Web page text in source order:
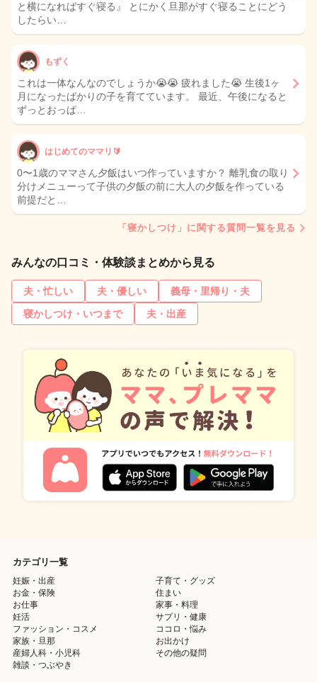
と横になればすぐ寝る』 とにかく旦那がすぐ寝ることにどう
したらい…
もずく
これは一体なんなのでしょうか😭😭 疲れました😭 生後1ヶ
月になったばかりの子を育てています。 最近、午後になると
ずっとおっぱ…
はじめてのママリ🔰
0〜1歳のママさん夕飯はいつ作っていますか？ 離乳食の取り
分けメニューって子供の夕飯の前に大人の夕飯を作っている
前提だと…
「寝かしつけ」に関する質問一覧を見る
みんなの口コミ・体験談まとめから見る
夫・忙しい 夫・優しい
義母・里帰り・夫
寝かしつけ・いつまで
夫・出産
カテゴリ一覧
妊娠・出産
子育て・グッズ
お金・保険
住まい
お仕事
家事・料理
妊活
サプリ・健康
ファッション・コスメ
ココロ・悩み
家族・旦那
お出かけ
産婦人科・小児科
その他の疑問
雑談・つぶやき